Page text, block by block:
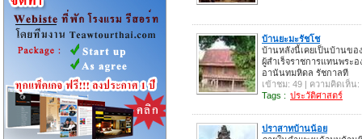
บ้านยะมะรัชโช
บ้านหลังนี้เคยเป็นบ้านข
ผู้สำเร็จราชการแทนพระ
อานันทมหิดล รัชกาลที
เข้าชม: 49 | ความคิดเห็น:
Tags : ประวัติศาสตร์
ปราสาทบ้านน้อย